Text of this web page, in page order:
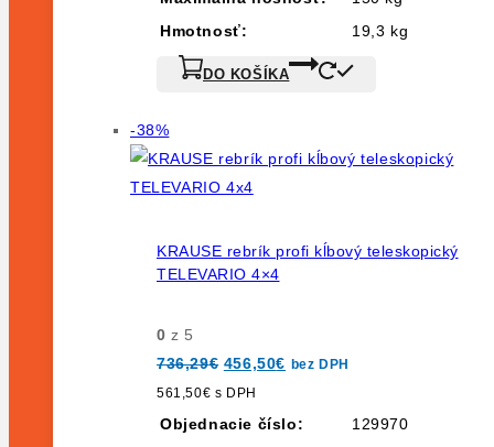
Hmotnosť:
19,3 kg
DO KOŠÍKA
-38%Výrobok
na
predaj
KRAUSE rebrík profi kĺbový teleskopický
TELEVARIO 4×4
0 z 5
736,29€ Pôvodná
cena
bola:
456,50€ Aktuálna
cena
bez DPH
561,50€ s DPH
Objednacie číslo:
129970